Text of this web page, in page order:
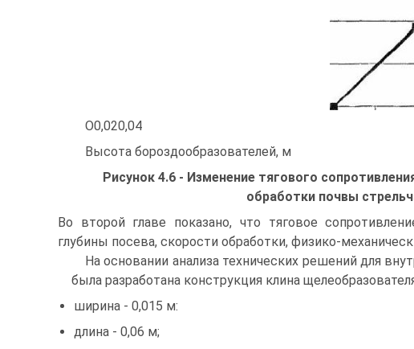
О0,020,04
Высота бороздообразователей, м
Рисунок 4.6 - Изменение тягового
обработки почвы
Во второй главе показано, что тяговое
глубины посева, скорости обработки, физико-
На основании анализа технических решений для
была разработана конструкция клина
ширина - 0,015 м:
длина - 0,06 м;